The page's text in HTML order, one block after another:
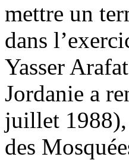
mettre un
dans
Yasser
Jordanie a
juillet 1988),
des